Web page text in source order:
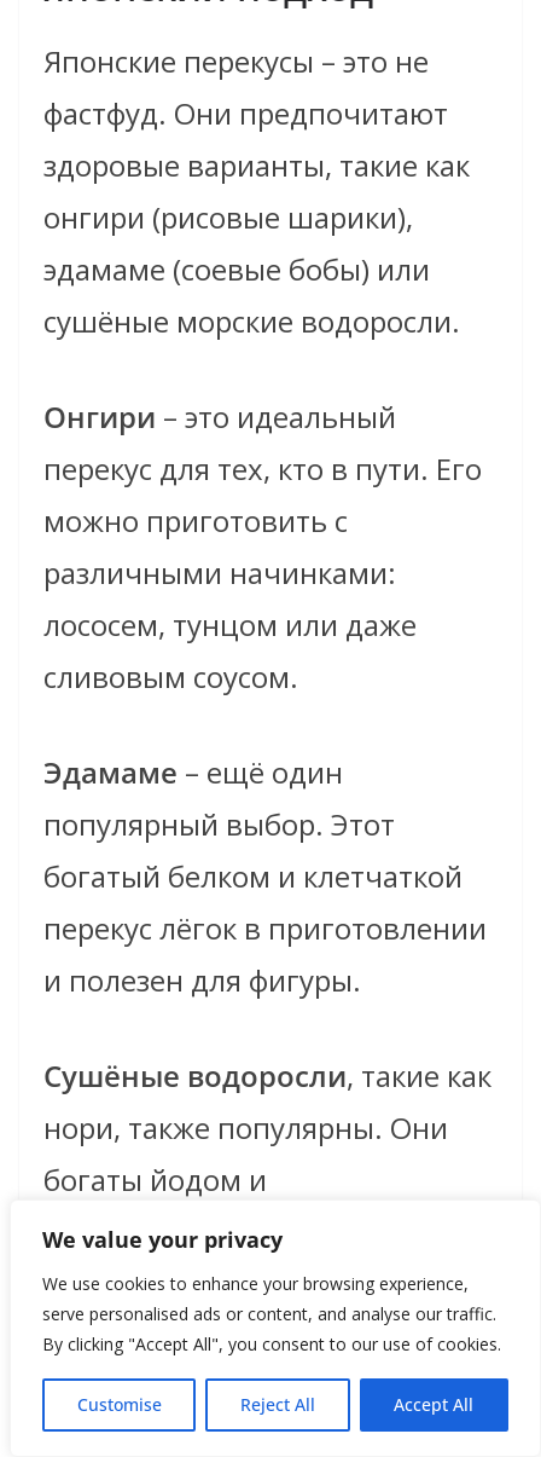
We value your privacy
We use cookies to enhance your browsing experience,
serve personalised ads or content, and analyse our traffic.
By clicking "Accept All", you consent to our use of cookies.
Customise Reject All Accept All
Японские перекусы – это не
фастфуд. Они предпочитают
здоровые варианты, такие как
онгири (рисовые шарики),
эдамаме (соевые бобы) или
сушёные морские водоросли.
Онгири – это идеальный
перекус для тех, кто в пути. Его
можно приготовить с
различными начинками:
лососем, тунцом или даже
сливовым соусом.
Эдамаме – ещё один
популярный выбор. Этот
богатый белком и клетчаткой
перекус лёгок в приготовлении
и полезен для фигуры.
Сушёные водоросли, такие как
нори, также популярны. Они
богаты йодом и
микроэлементами, а их
калорийность почти нулевая.
Японские диеты:
осознанное питание